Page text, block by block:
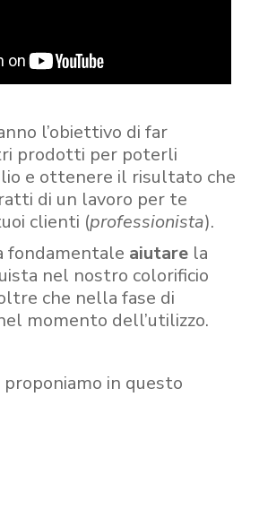
l’obiettivo di far
prodotti per poterli
e ottenere il risultato che
di un lavoro per te
clienti (professionista).
fondamentale aiutare la
nel nostro colorificio
che nella fase di
momento dell’utilizzo.
proponiamo in questo